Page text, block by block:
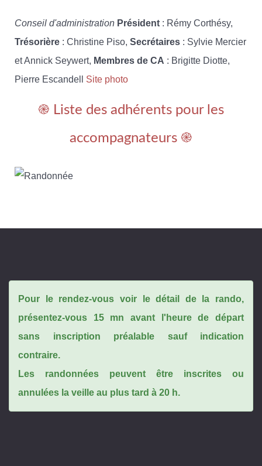
Conseil d'administration Président : Rémy Corthésy,
Trésorière : Christine Piso, Secrétaires : Sylvie Mercier
et Annick Seywert, Membres de CA : Brigitte Diotte,
Pierre Escandell Site photo
֎ Liste des adhérents pour les
accompagnateurs ֎
Pour le rendez-vous voir le détail de la rando,
présentez-vous 15 mn avant l'heure de départ
sans inscription préalable sauf indication
contraire.
Les randonnées peuvent être inscrites ou
annulées la veille au plus tard à 20 h.